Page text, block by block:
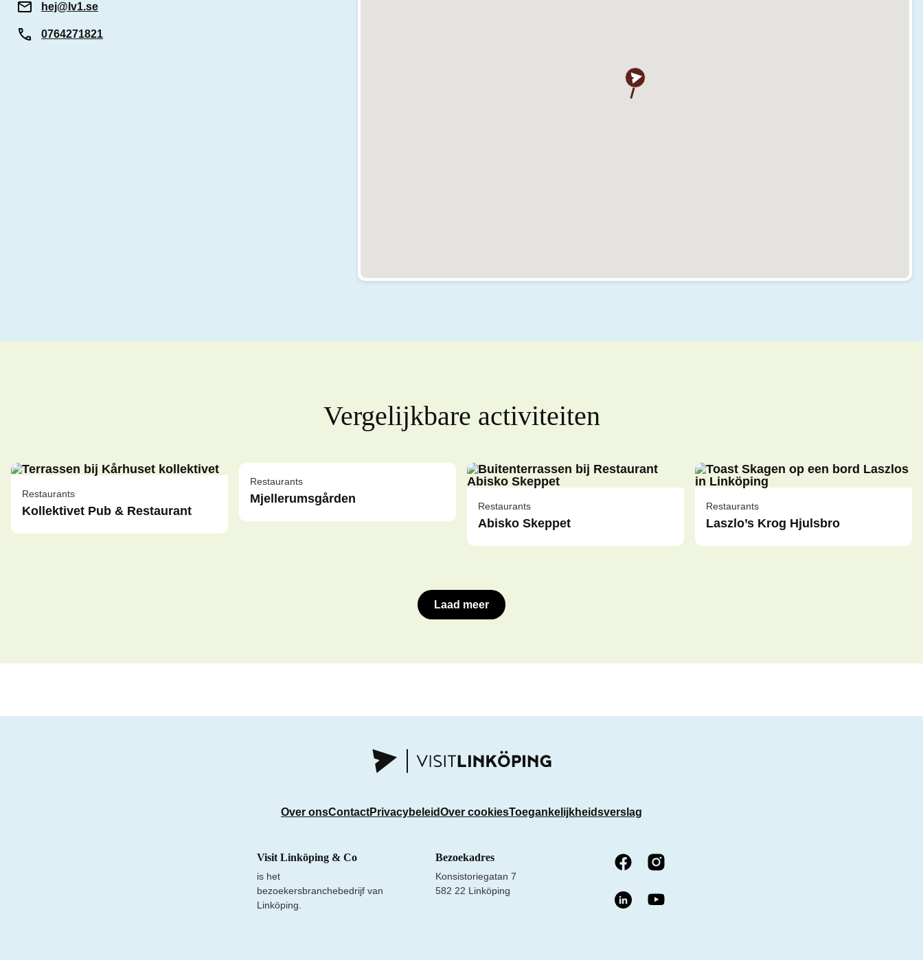
hej@lv1.se
0764271821
Vergelijkbare activiteiten
Restaurants
Kollektivet Pub & Restaurant
Restaurants
Mjellerumsgården
Restaurants
Abisko Skeppet
Restaurants
Laszlo’s Krog Hjulsbro
Laad meer
Over onsContactPrivacybeleidOver cookiesToegankelijkheidsverslag
Visit Linköping & Co
is het
bezoekersbranchebedrijf van
Linköping.
Bezoekadres
Konsistoriegatan 7
582 22 Linköping